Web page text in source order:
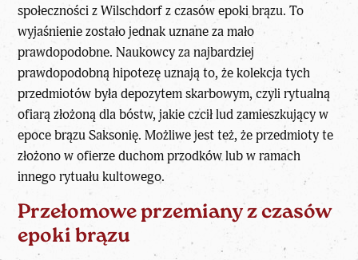
społeczności z Wilschdorf z czasówepoki brązu. To
wyjaśnienie zostało jednak uznane za mało
prawdopodobne. Naukowcy za najbardziej
prawdopodobną hipotezę uznają to, że kolekcja tych
przedmiotów była depozytem skarbowym, czyli rytualną
ofiarą złożoną dla bóstw, jakie czcił lud zamieszkujący w
epoce brązu Saksonię. Możliwe jest też, że przedmioty te
złożono w ofierze duchom przodków lub w ramach
innego rytuału kultowego.
Przełomowe przemiany z czasów
epoki brązu